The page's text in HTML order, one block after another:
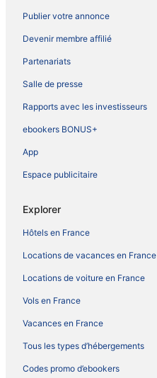
Publier votre annonce
Devenir membre affilié
Partenariats
Salle de presse
Rapports avec les investisseurs
ebookers BONUS+
App
Espace publicitaire
Explorer
Hôtels en France
Locations de vacances en France
Locations de voiture en France
Vols en France
Vacances en France
Tous les types d’hébergements
Codes promo d’ebookers